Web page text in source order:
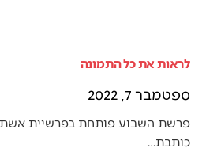
לראות את כל התמונה
ספטמבר 7, 2022
פרשת השבוע פותחת בפרשיית אשת
כותבת…